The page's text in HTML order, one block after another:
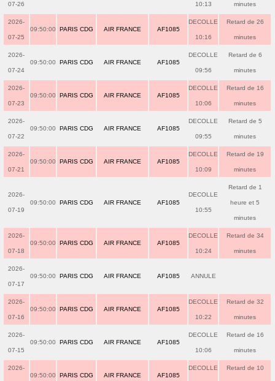
07-26 10:13 minutes
2026-
07-25
09:50:00 PARIS CDG AIR FRANCE AF1085
DECOLLE
10:16
Retard de 26
minutes
2026-
07-24
09:50:00 PARIS CDG AIR FRANCE AF1085
DECOLLE
09:56
Retard de 6
minutes
2026-
07-23
09:50:00 PARIS CDG AIR FRANCE AF1085
DECOLLE
10:06
Retard de 16
minutes
2026-
07-22
09:50:00 PARIS CDG AIR FRANCE AF1085
DECOLLE
09:55
Retard de 5
minutes
2026-
07-21
09:50:00 PARIS CDG AIR FRANCE AF1085
DECOLLE
10:09
Retard de 19
minutes
2026-
07-19
09:50:00 PARIS CDG AIR FRANCE AF1085
DECOLLE
10:55
Retard de 1
heure et 5
minutes
2026-
07-18
09:50:00 PARIS CDG AIR FRANCE AF1085
DECOLLE
10:24
Retard de 34
minutes
2026-
07-17
09:50:00 PARIS CDG AIR FRANCE AF1085 ANNULE
2026-
07-16
09:50:00 PARIS CDG AIR FRANCE AF1085
DECOLLE
10:22
Retard de 32
minutes
2026-
07-15
09:50:00 PARIS CDG AIR FRANCE AF1085
DECOLLE
10:06
Retard de 16
minutes
2026-
09:50:00 PARIS CDG AIR FRANCE AF1085
DECOLLE Retard de 10